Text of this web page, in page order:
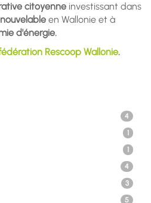
citoyenne investissant dans
en Wallonie et à
d'énergie.
Rescoop Wallonie.
4
1
1
4
3
5